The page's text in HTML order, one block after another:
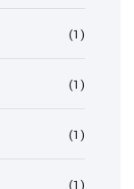
(1)
(1)
(1)
(1)